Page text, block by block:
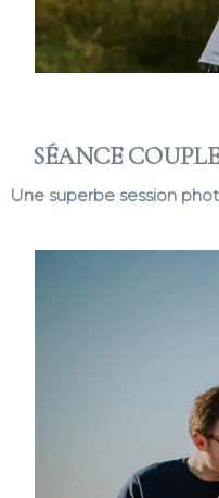
SÉANCE
Une superbe session